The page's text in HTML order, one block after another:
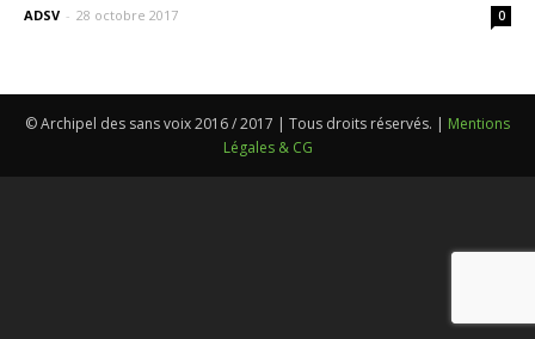
ADSV - 28 octobre 2017 0
© Archipel des sans voix 2016 / 2017 | Tous droits réservés. | Mentions
Légales & CG